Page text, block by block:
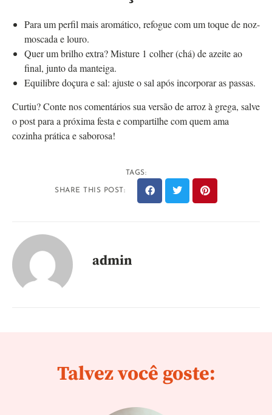
Para um perfil mais aromático, refogue com um toque de noz-
moscada e louro.
Quer um brilho extra? Misture 1 colher (chá) de azeite ao
final, junto da manteiga.
Equilibre doçura e sal: ajuste o sal após incorporar as passas.
Curtiu? Conte nos comentários sua versão de arroz à grega, salve
o post para a próxima festa e compartilhe com quem ama
cozinha prática e saborosa!
TAGS:
SHARE THIS POST:
admin
Talvez você goste: